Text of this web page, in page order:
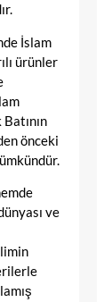
İslam
ürünler
önceki
ve